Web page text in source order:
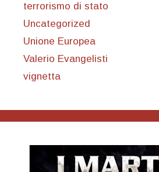
terrorismo di stato
Uncategorized
Unione Europea
Valerio Evangelisti
vignetta